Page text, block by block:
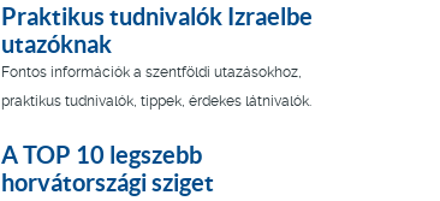
Praktikus tudnivalók Izraelbe
utazóknak
Fontos információk a szentföldi utazásokhoz,
praktikus tudnivalók, tippek, érdekes látnivalók.
A TOP 10 legszebb
horvátországi sziget